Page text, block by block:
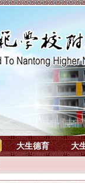
大生德育 大